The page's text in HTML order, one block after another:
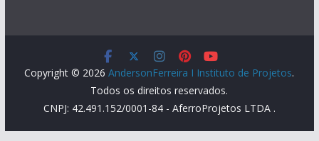
Copyright © 2026AndersonFerreira I Instituto de Projetos.
Todos os direitos reservados.
CNPJ: 42.491.152/0001-84 - AferroProjetos LTDA .